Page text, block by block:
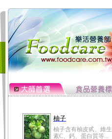
柚子
柚子含有柚皮甙、維生
素C、鈣、蛋白質等...